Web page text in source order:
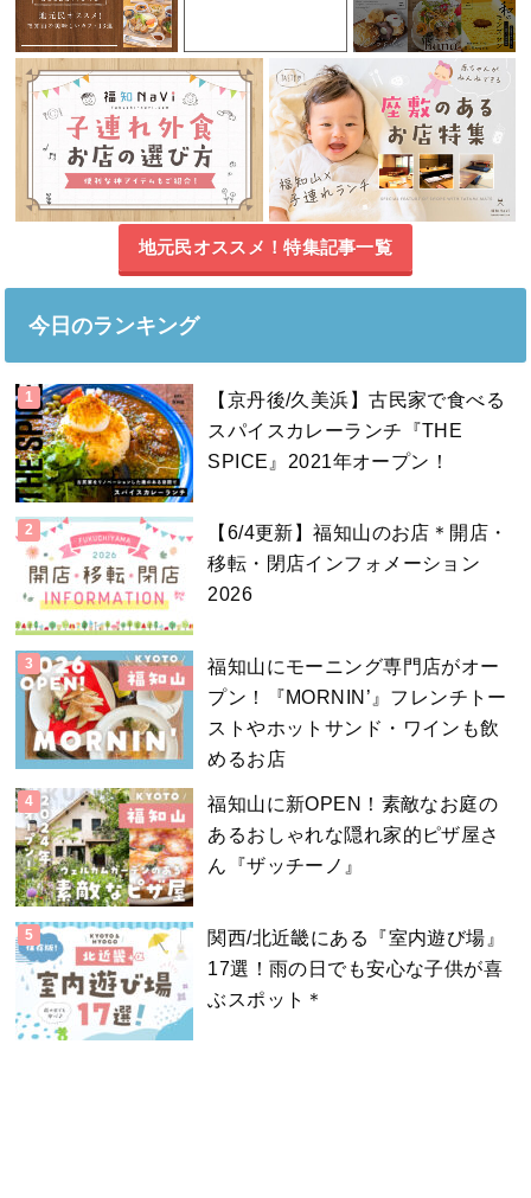
地元民オススメ！特集記事一覧
今日のランキング
【京丹後/久美浜】古民家で食べる
スパイスカレーランチ『THE
SPICE』2021年オープン！
【6/4更新】福知山のお店＊開店・
移転・閉店インフォメーション
2026
福知山にモーニング専門店がオー
プン！『MORNIN’』フレンチトー
ストやホットサンド・ワインも飲
めるお店
福知山に新OPEN！素敵なお庭の
あるおしゃれな隠れ家的ピザ屋さ
ん『ザッチーノ』
関西/北近畿にある『室内遊び場』
17選！雨の日でも安心な子供が喜
ぶスポット＊